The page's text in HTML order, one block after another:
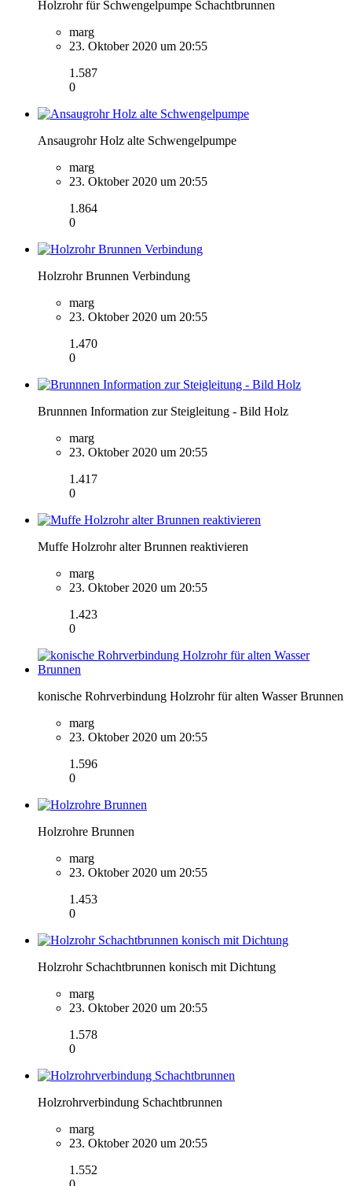
Holzrohr für Schwengelpumpe Schachtbrunnen
marg
23. Oktober 2020 um 20:55
1.587
0
Ansaugrohr Holz alte Schwengelpumpe
marg
23. Oktober 2020 um 20:55
1.864
0
Holzrohr Brunnen Verbindung
marg
23. Oktober 2020 um 20:55
1.470
0
Brunnnen Information zur Steigleitung - Bild Holz
marg
23. Oktober 2020 um 20:55
1.417
0
Muffe Holzrohr alter Brunnen reaktivieren
marg
23. Oktober 2020 um 20:55
1.423
0
konische Rohrverbindung Holzrohr für alten Wasser Brunnen
marg
23. Oktober 2020 um 20:55
1.596
0
Holzrohre Brunnen
marg
23. Oktober 2020 um 20:55
1.453
0
Holzrohr Schachtbrunnen konisch mit Dichtung
marg
23. Oktober 2020 um 20:55
1.578
0
Holzrohrverbindung Schachtbrunnen
marg
23. Oktober 2020 um 20:55
1.552